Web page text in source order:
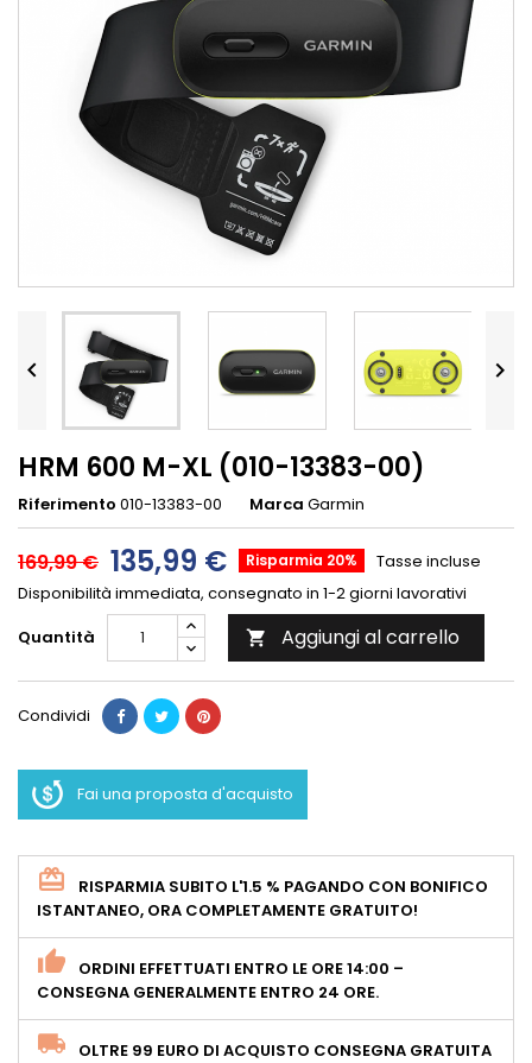
 
HRM 600 M-XL (010-13383-00)
Riferimento 010-13383-00 Marca Garmin
169,99 € 135,99 € Risparmia 20%
Tasse incluse
Disponibilità immediata, consegnato in 1-2 giorni lavorativi
Quantità
 Aggiungi al carrello
Condividi
Fai una proposta d'acquisto
RISPARMIA SUBITO L'1.5 % PAGANDO CON BONIFICO
ISTANTANEO, ORA COMPLETAMENTE GRATUITO!
ORDINI EFFETTUATI ENTRO LE ORE 14:00 –
CONSEGNA GENERALMENTE ENTRO 24 ORE.
OLTRE 99 EURO DI ACQUISTO CONSEGNA GRATUITA